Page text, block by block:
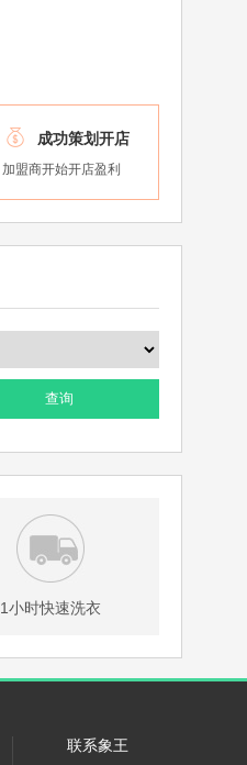
 成功策划开店
加盟商开始开店盈利
查询
1小时快速洗衣
联系象王